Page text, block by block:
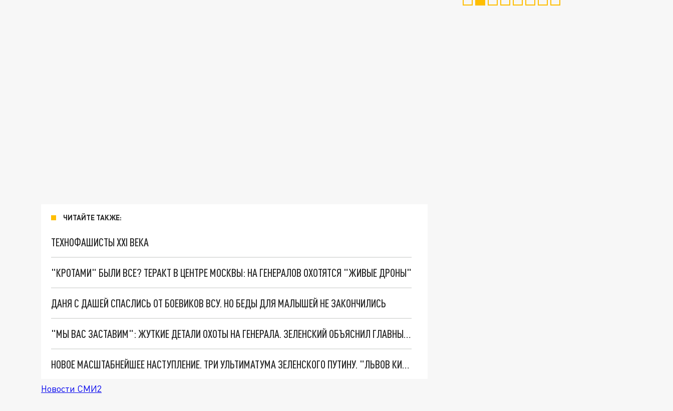
ЧИТАЙТЕ ТАКЖЕ:
ТЕХНОФАШИСТЫ XXI ВЕКА
"КРОТАМИ" БЫЛИ ВСЕ? ТЕРАКТ В ЦЕНТРЕ МОСКВЫ: НА ГЕНЕРАЛОВ ОХОТЯТСЯ "ЖИВЫЕ ДРОНЫ"
ДАНЯ С ДАШЕЙ СПАСЛИСЬ ОТ БОЕВИКОВ ВСУ. НО БЕДЫ ДЛЯ МАЛЫШЕЙ НЕ ЗАКОНЧИЛИСЬ
"МЫ ВАС ЗАСТАВИМ": ЖУТКИЕ ДЕТАЛИ ОХОТЫ НА ГЕНЕРАЛА. ЗЕЛЕНСКИЙ ОБЪЯСНИЛ ГЛАВНЫЙ СМЫСЛ ТЕРАКТА В ЦЕНТРЕ МОСКВЫ
НОВОЕ МАСШТАБНЕЙШЕЕ НАСТУПЛЕНИЕ. ТРИ УЛЬТИМАТУМА ЗЕЛЕНСКОГО ПУТИНУ. "ЛЬВОВ КИМА" ПОСТАВЯТ НА ПВО? ГЛОБАЛЬНЫЙ ПРОРЫВ ПОД ЗАПОРОЖЬЕМ
Новости СМИ2